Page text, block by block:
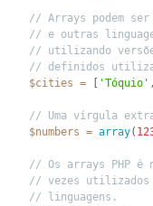
// Arrays podem
// e outras
// utilizando
// definidos
$cities = 'Tóquio' ,
// Uma vírgula
$numbers = array(
// Os arrays PHP é
// vezes utilizados
// linguagens.